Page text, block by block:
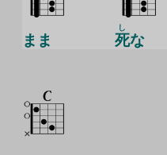
まま 死
し
な